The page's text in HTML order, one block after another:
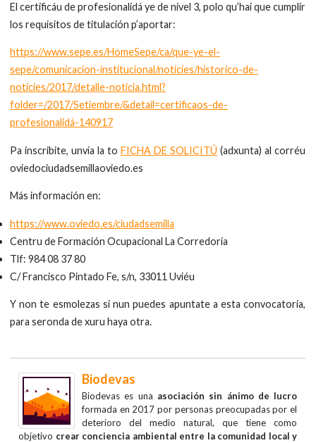
El certificáu de profesionalidá ye de nivel 3, polo qu’hai que cumplir
los requisitos de titulación p’aportar:
https://www.sepe.es/HomeSepe/ca/que-ye-el-
sepe/comunicacion-institucional/noticies/historico-de-
noticies/2017/detalle-noticia.html?
folder=/2017/Setiembre/&detail=certificaos-de-
profesionalidá-140917
Pa inscribite, unvía la toFICHA DE SOLICITÚ (adxunta) al corréu
oviedociudadsemillaoviedo.es
Más información en:
https://www.oviedo.es/ciudadsemilla
Centru de Formación Ocupacional La Corredoria
Tlf: 984 08 37 80
C/ Francisco Pintado Fe, s/n, 33011 Uviéu
Y non te esmolezas si nun puedes apuntate a esta convocatoria,
para seronda de xuru haya otra.
Biodevas
Biodevas es una asociación sin ánimo de lucro
formada en 2017 por personas preocupadas por el
deterioro del medio natural, que tiene como
objetivo crear conciencia ambiental entre la comunidad local y